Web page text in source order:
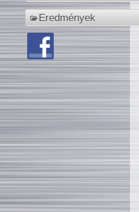
Eredmények